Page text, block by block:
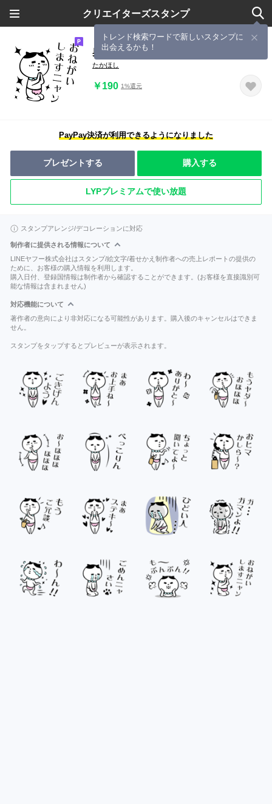
クリエイターズスタンプ
トレンド検索ワードで新しいスタンプに
出会えるかも！
奥様はニャンコでございます
たかほし
￥190 1%還元
PayPay決済が利用できるようになりました
プレゼントする 購入する
LYPプレミアムで使い放題
スタンプアレンジ/デコレーションに対応
制作者に提供される情報について
LINEヤフー株式会社はスタンプ/絵文字/着せかえ制作者への売上レポートの提供の
ために、お客様の購入情報を利用します。
購入日付、登録国情報は制作者から確認することができます。(お客様を直接識別可
能な情報は含まれません)
対応機能について
著作者の意向により非対応になる可能性があります。購入後のキャンセルはできま
せん。
スタンプをタップするとプレビューが表示されます。